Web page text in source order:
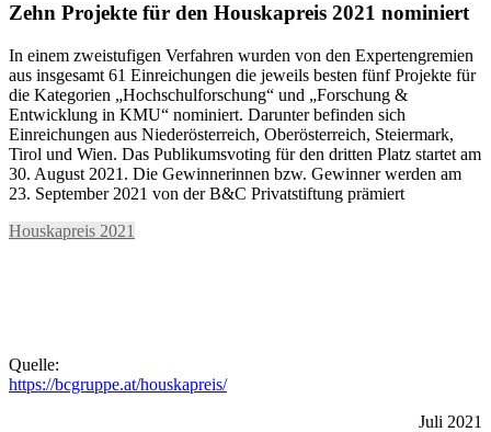
Zehn Projekte für den Houskapreis 2021 nominiert
In einem zweistufigen Verfahren wurden von den Expertengremien
aus insgesamt 61 Einreichungen die jeweils besten fünf Projekte für
die Kategorien „Hochschulforschung“ und „Forschung &
Entwicklung in KMU“ nominiert. Darunter befinden sich
Einreichungen aus Niederösterreich, Oberösterreich, Steiermark,
Tirol und Wien. Das Publikumsvoting für den dritten Platz startet am
30. August 2021. Die Gewinnerinnen bzw. Gewinner werden am
23. September 2021 von der B&C Privatstiftung prämiert
Houskapreis 2021
Quelle:
https://bcgruppe.at/houskapreis/
Juli 2021